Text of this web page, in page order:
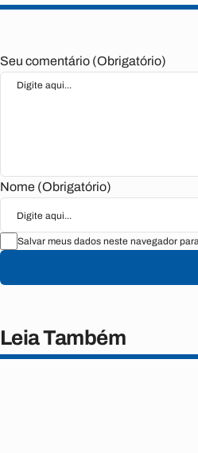
Seu comentário (Obrigatório)
Nome (Obrigatório)
Salvar meus dados neste navegador
Leia Também